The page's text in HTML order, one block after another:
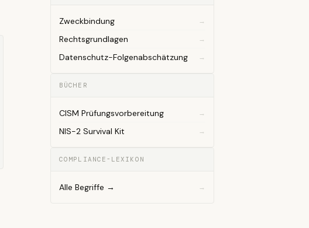
Zweckbindung
Rechtsgrundlagen
Datenschutz-Folgenabschätzung
BÜCHER
CISM Prüfungsvorbereitung
NIS-2 Survival Kit
COMPLIANCE-LEXIKON
Alle Begriffe →